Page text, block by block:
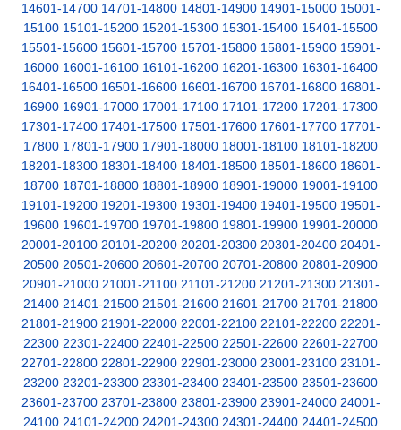
14601-14700 14701-14800 14801-14900 14901-15000 15001-
15100 15101-15200 15201-15300 15301-15400 15401-15500
15501-15600 15601-15700 15701-15800 15801-15900 15901-
16000 16001-16100 16101-16200 16201-16300 16301-16400
16401-16500 16501-16600 16601-16700 16701-16800 16801-
16900 16901-17000 17001-17100 17101-17200 17201-17300
17301-17400 17401-17500 17501-17600 17601-17700 17701-
17800 17801-17900 17901-18000 18001-18100 18101-18200
18201-18300 18301-18400 18401-18500 18501-18600 18601-
18700 18701-18800 18801-18900 18901-19000 19001-19100
19101-19200 19201-19300 19301-19400 19401-19500 19501-
19600 19601-19700 19701-19800 19801-19900 19901-20000
20001-20100 20101-20200 20201-20300 20301-20400 20401-
20500 20501-20600 20601-20700 20701-20800 20801-20900
20901-21000 21001-21100 21101-21200 21201-21300 21301-
21400 21401-21500 21501-21600 21601-21700 21701-21800
21801-21900 21901-22000 22001-22100 22101-22200 22201-
22300 22301-22400 22401-22500 22501-22600 22601-22700
22701-22800 22801-22900 22901-23000 23001-23100 23101-
23200 23201-23300 23301-23400 23401-23500 23501-23600
23601-23700 23701-23800 23801-23900 23901-24000 24001-
24100 24101-24200 24201-24300 24301-24400 24401-24500